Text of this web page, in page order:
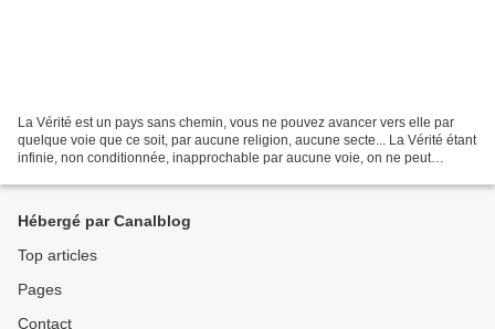
La Vérité est un pays sans chemin, vous ne pouvez avancer vers elle par
quelque voie que ce soit, par aucune religion, aucune secte... La Vérité étant
infinie, non conditionnée, inapprochable par aucune voie, on ne peut
Hébergé par Canalblog
Top articles
Pages
Contact